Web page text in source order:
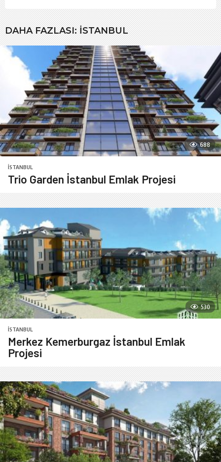
DAHA FAZLASI:İSTANBUL
688
İSTANBUL
Trio Garden İstanbul Emlak Projesi
530
İSTANBUL
Merkez Kemerburgaz İstanbul Emlak
Projesi